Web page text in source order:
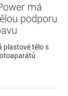
má
podporu
plastové tělo s